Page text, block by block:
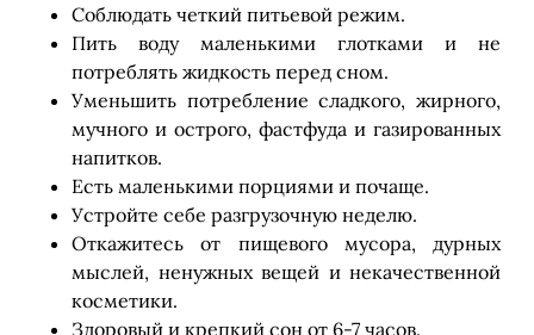
Соблюдать четкий питьевой режим.
Пить воду маленькими глотками и не
потреблять жидкость перед сном.
Уменьшить потребление сладкого, жирного,
мучного и острого, фастфуда и газированных
напитков.
Есть маленькими порциями и почаще.
Устройте себе разгрузочную неделю.
Откажитесь от пищевого мусора, дурных
мыслей, ненужных вещей и некачественной
косметики.
Здоровый и крепкий сон от 6-7 часов.